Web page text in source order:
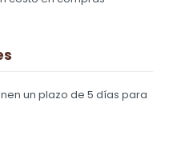
un plazo de 5 días para